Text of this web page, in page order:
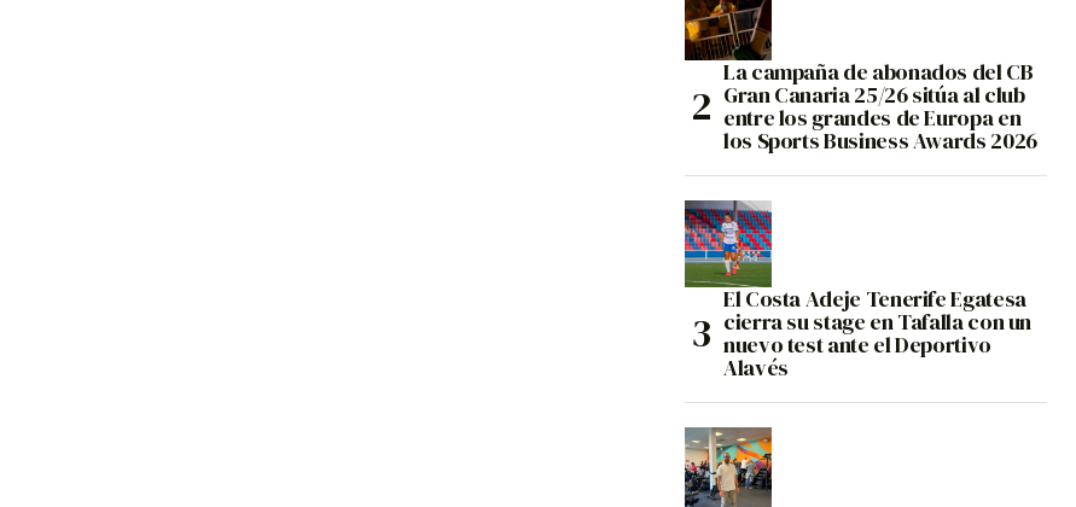
La campaña de abonados del CB
Gran Canaria 25/26 sitúa al club
entre los grandes de Europa en
los Sports Business Awards 2026
El Costa Adeje Tenerife Egatesa
cierra su stage en Tafalla con un
nuevo test ante el Deportivo
Alavés